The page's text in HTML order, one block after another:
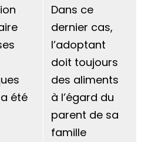
été
Dans ce
dernier cas,
l’adoptant
doit toujours
des aliments
à l’égard du
parent de sa
famille